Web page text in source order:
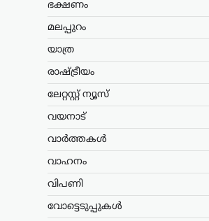
ഭക്ഷണം
മലപ്പുറം
യാത്ര
രാഷ്ട്രീയം
ലേറ്റസ്റ്റ് ന്യൂസ്
വയനാട്
വാർത്തകൾ
വാഹനം
വിപണി
വോട്ടെടുപ്പുകൾ
കൈവിട്ടു;
ബിനോയ് വിശ്വം
അവരെ പൂർണമായും
സംസ്ഥാന സെക്രട്ടറി
കുടുംബങ്ങള്‍
ഇതൊക്കെ…